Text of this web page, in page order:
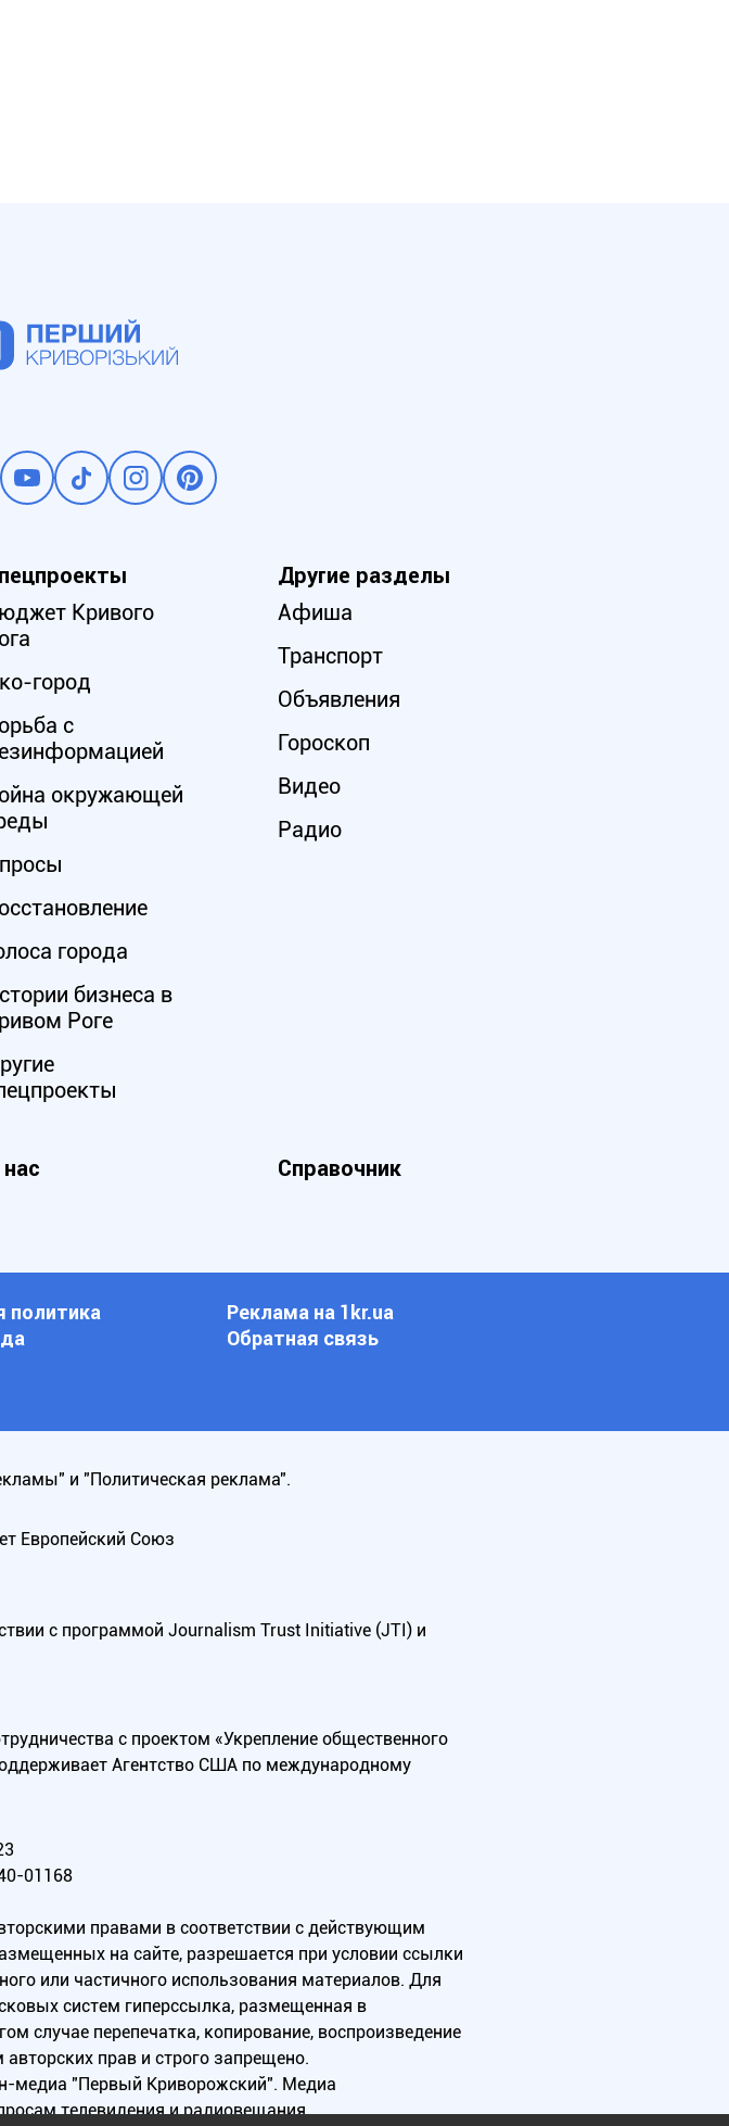
Кривого
город
с
окружающей
города
бизнеса в
Роге
Другие разделы
Афиша
Транспорт
Объявления
Гороскоп
Видео
Радио
Справочник
политика
Реклама на 1kr.ua
Обратная связь
и "Политическая реклама".
Европейский Союз
с программой Journalism Trust Initiative (JTI) и
с проектом «Укрепление общественного
Агентство США по международному
01168
правами в соответствии с действующим
на сайте, разрешается при условии ссылки
или частичного использования материалов. Для
систем гиперссылка, размещенная в
случае перепечатка, копирование, воспроизведение
прав и строго запрещено.
медиа "Первый Криворожский". Медиа
телевидения и радиовещания.